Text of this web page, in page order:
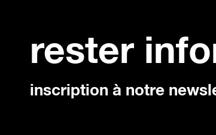
rester
inscription à notre